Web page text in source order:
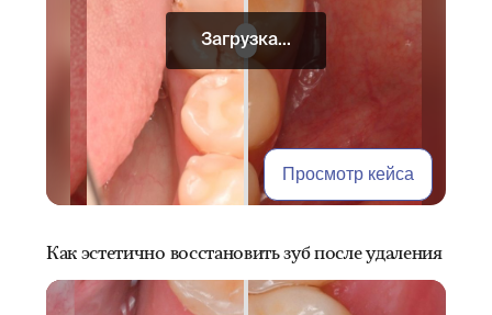
Загрузка...
Просмотр кейса
Как эстетично восстановить зуб после удаления